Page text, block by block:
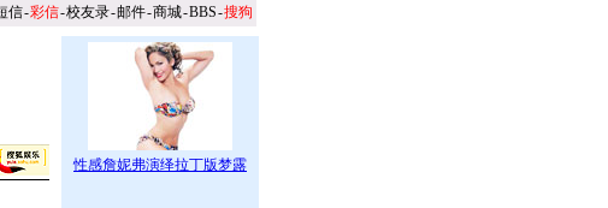
信-彩信-校友录-邮件-商城-BBS-搜狗